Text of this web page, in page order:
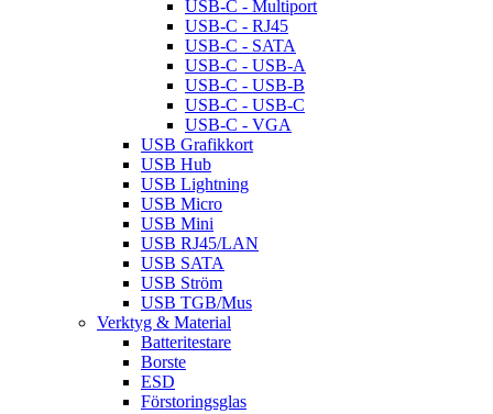
USB-C - Multiport
USB-C - RJ45
USB-C - SATA
USB-C - USB-A
USB-C - USB-B
USB-C - USB-C
USB-C - VGA
USB Grafikkort
USB Hub
USB Lightning
USB Micro
USB Mini
USB RJ45/LAN
USB SATA
USB Ström
USB TGB/Mus
Verktyg & Material
Batteritestare
Borste
ESD
Förstoringsglas